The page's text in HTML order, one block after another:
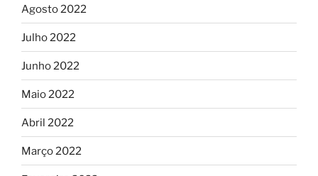
Agosto 2022
Julho 2022
Junho 2022
Maio 2022
Abril 2022
Março 2022